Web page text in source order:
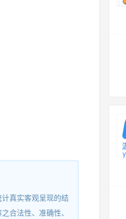
真实客观呈现的结
合法性、准确性、